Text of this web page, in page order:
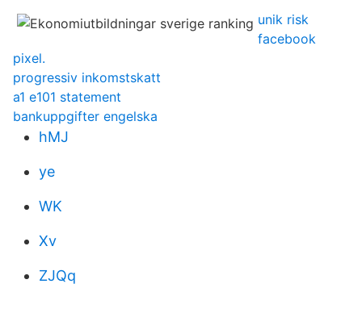
unik risk
facebook
pixel.
progressiv inkomstskatt
a1 e101 statement
bankuppgifter engelska
hMJ
ye
WK
Xv
ZJQq